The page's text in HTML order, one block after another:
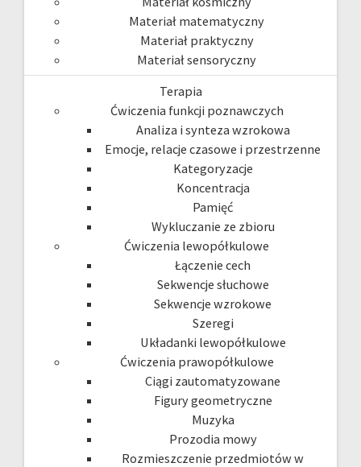
Materiał matematyczny
Materiał praktyczny
Materiał sensoryczny
Terapia
Ćwiczenia funkcji poznawczych
Analiza i synteza wzrokowa
Emocje, relacje czasowe i przestrzenne
Kategoryzacje
Koncentracja
Pamięć
Wykluczanie ze zbioru
Ćwiczenia lewopółkulowe
Łączenie cech
Sekwencje słuchowe
Sekwencje wzrokowe
Szeregi
Układanki lewopółkulowe
Ćwiczenia prawopółkulowe
Ciągi zautomatyzowane
Figury geometryczne
Muzyka
Prozodia mowy
Rozmieszczenie przedmiotów w